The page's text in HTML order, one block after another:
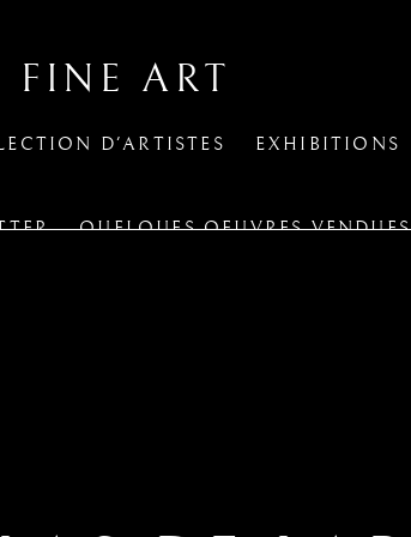
FINE ART
D'ARTISTES EXHIBITIONS
QUELQUES OEUVRES VENDUES